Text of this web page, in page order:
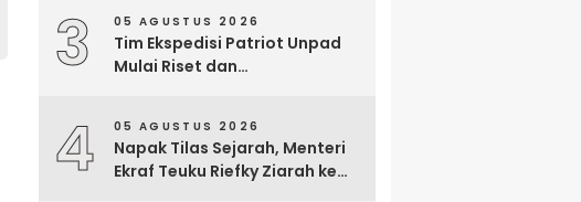
3 05 AGUSTUS 2026
Tim Ekspedisi Patriot Unpad
Mulai Riset dan
Tomage, Fakfak
4 05 AGUSTUS 2026
Napak Tilas Sejarah, Menteri
Ekraf Teuku Riefky Ziarah ke